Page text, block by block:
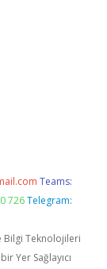
Teams:
726 Telegram:
Bilgi Teknolojileri
Yer Sağlayıcı